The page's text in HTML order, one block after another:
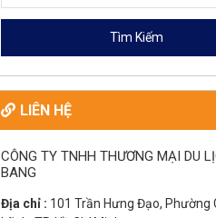
Tìm Kiếm
LIÊN HỆ
CÔNG TY TNHH THƯƠNG MẠI DU
BANG
Địa chỉ : 101 Trần Hưng Đạo, Phường